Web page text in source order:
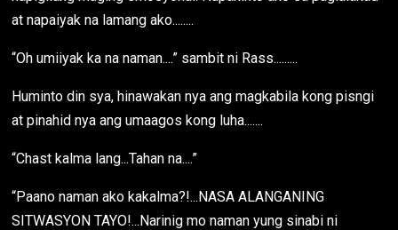
at napaiyak na lamang ako........
“Oh umiiyak ka na naman....” sambit ni Rass.........
Huminto din sya, hinawakan nya ang magkabila kong pisngi
at pinahid nya ang umaagos kong luha.......
“Chast kalma lang...Tahan na....”
“Paano naman ako kakalma?!...NASA ALANGANING
SITWASYON TAYO!...Narinig mo naman yung sinabi ni